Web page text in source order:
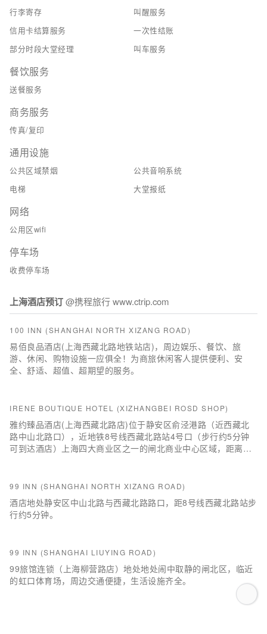
行李寄存
叫醒服务
信用卡结算服务
一次性结账
部分时段大堂经理
叫车服务
餐饮服务
送餐服务
商务服务
传真/复印
通用设施
公共区域禁烟
公共音响系统
电梯
大堂报纸
网络
公用区wifi
停车场
收费停车场
上海酒店预订@携程旅行 www.ctrip.com
100 INN (SHANGHAI NORTH XIZANG ROAD)
易佰良品酒店(上海西藏北路地铁站店)，周边娱乐、餐饮、旅
游、休闲、购物设施一应俱全！为商旅休闲客人提供便利、安
全、舒适、超值、超期望的服务。
IRENE BOUTIQUE HOTEL (XIZHANGBEI ROSD SHOP)
雅约臻品酒店(上海西藏北路店)位于静安区俞泾港路（近西藏北
路中山北路口），近地铁8号线西藏北路站4号口（步行约5分钟
可到达酒店）上海四大商业区之一的闸北商业中心区域，距离大
到达虹口足球场，地铁8号线3站即可到达人民广场，交通便捷；
酒店毗邻上海大学和同济大学分院。
99 INN (SHANGHAI NORTH XIZANG ROAD)
酒店地处静安区中山北路与西藏北路路口，距8号线西藏北路站步
行约5分钟。
99 INN (SHANGHAI LIUYING ROAD)
99旅馆连锁（上海柳营路店）地处地处闹中取静的闸北区，临近
的虹口体育场，周边交通便捷，生活设施齐全。